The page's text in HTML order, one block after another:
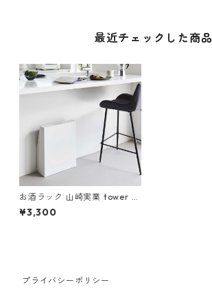
最近チェックした商品
お酒ラック 山崎実業 tower タ
ワー 目隠しお酒スタンド 140
7 ホワイト
¥3,300
プライバシーポリシー